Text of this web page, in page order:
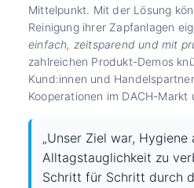
Mittelpunkt. Mit der Lösung
Reinigung ihrer Zapfanlagen
einfach, zeitsparend und mit
zahlreichen Produkt-Demos
Kund:innen und
Kooperationen im DACH-Markt
„Unser Ziel war,
Alltagstauglichkeit zu
Schritt für Schritt durch